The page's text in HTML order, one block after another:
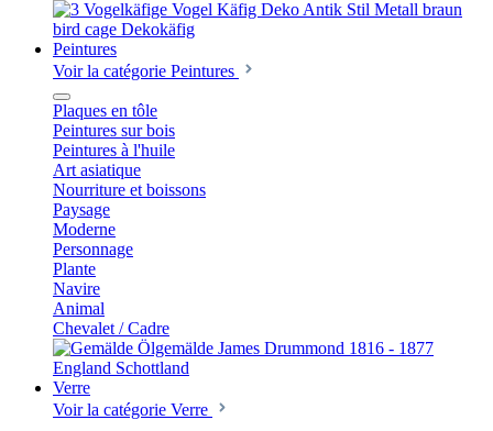
Peintures
Voir la catégorie Peintures
Plaques en tôle
Peintures sur bois
Peintures à l'huile
Art asiatique
Nourriture et boissons
Paysage
Moderne
Personnage
Plante
Navire
Animal
Chevalet / Cadre
Verre
Voir la catégorie Verre